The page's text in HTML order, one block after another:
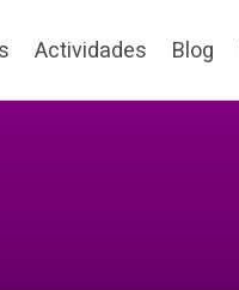
Actividades Blog